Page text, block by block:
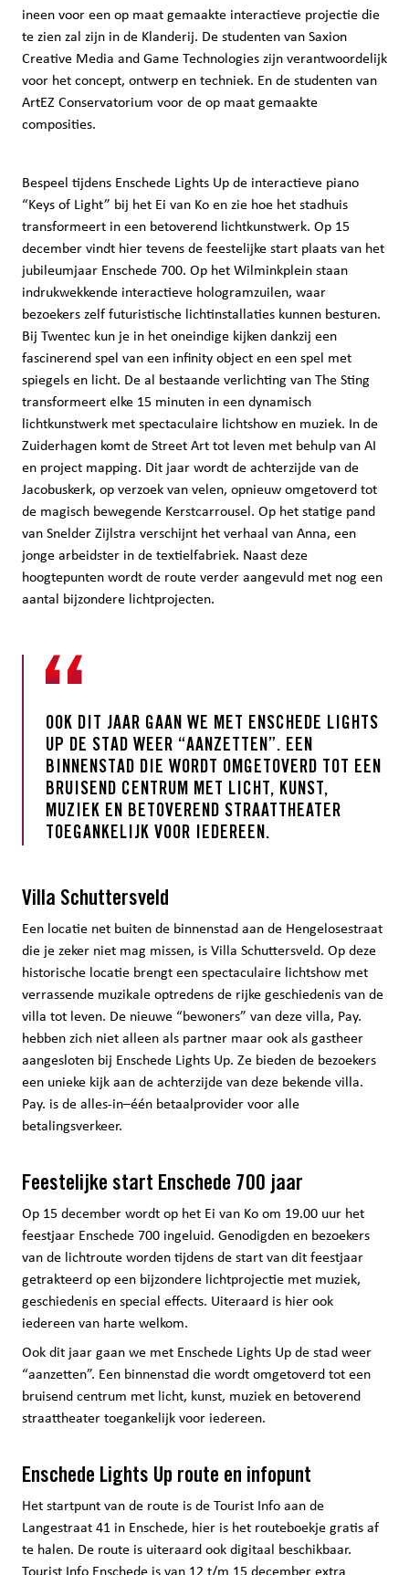
ineen voor een op maat gemaakte interactieve projectie die
te zien zal zijn in de Klanderij. De studenten van Saxion
Creative Media and Game Technologies zijn verantwoordelijk
voor het concept, ontwerp en techniek. En de studenten van
ArtEZ Conservatorium voor de op maat gemaakte
composities.
Bespeel tijdens Enschede Lights Up de interactieve piano
“Keys of Light” bij het Ei van Ko en zie hoe het stadhuis
transformeert in een betoverend lichtkunstwerk. Op 15
december vindt hier tevens de feestelijke start plaats van het
jubileumjaar Enschede 700. Op het Wilminkplein staan
indrukwekkende interactieve hologramzuilen, waar
bezoekers zelf futuristische lichtinstallaties kunnen besturen.
Bij Twentec kun je in het oneindige kijken dankzij een
fascinerend spel van een infinity object en een spel met
spiegels en licht. De al bestaande verlichting van The Sting
transformeert elke 15 minuten in een dynamisch
lichtkunstwerk met spectaculaire lichtshow en muziek. In de
Zuiderhagen komt de Street Art tot leven met behulp van AI
en project mapping. Dit jaar wordt de achterzijde van de
Jacobuskerk, op verzoek van velen, opnieuw omgetoverd tot
de magisch bewegende Kerstcarrousel. Op het statige pand
van Snelder Zijlstra verschijnt het verhaal van Anna, een
jonge arbeidster in de textielfabriek. Naast deze
hoogtepunten wordt de route verder aangevuld met nog een
aantal bijzondere lichtprojecten.
OOK DIT JAAR GAAN WE MET ENSCHEDE LIGHTS
UP DE STAD WEER “AANZETTEN”. EEN
BINNENSTAD DIE WORDT OMGETOVERD TOT EEN
BRUISEND CENTRUM MET LICHT, KUNST,
MUZIEK EN BETOVEREND STRAATTHEATER
TOEGANKELIJK VOOR IEDEREEN.
Villa Schuttersveld
Een locatie net buiten de binnenstad aan de Hengelosestraat
die je zeker niet mag missen, is Villa Schuttersveld. Op deze
historische locatie brengt een spectaculaire lichtshow met
verrassende muzikale optredens de rijke geschiedenis van de
villa tot leven. De nieuwe “bewoners” van deze villa, Pay.
hebben zich niet alleen als partner maar ook als gastheer
aangesloten bij Enschede Lights Up. Ze bieden de bezoekers
een unieke kijk aan de achterzijde van deze bekende villa.
Pay. is de alles-in–één betaalprovider voor alle
betalingsverkeer.
Feestelijke start Enschede 700 jaar
Op 15 december wordt op het Ei van Ko om 19.00 uur het
feestjaar Enschede 700 ingeluid. Genodigden en bezoekers
van de lichtroute worden tijdens de start van dit feestjaar
getrakteerd op een bijzondere lichtprojectie met muziek,
geschiedenis en special effects. Uiteraard is hier ook
iedereen van harte welkom.
Ook dit jaar gaan we met Enschede Lights Up de stad weer
“aanzetten”. Een binnenstad die wordt omgetoverd tot een
bruisend centrum met licht, kunst, muziek en betoverend
straattheater toegankelijk voor iedereen.
Enschede Lights Up route en infopunt
Het startpunt van de route is de Tourist Info aan de
Langestraat 41 in Enschede, hier is het routeboekje gratis af
te halen. De route is uiteraard ook digitaal beschikbaar.